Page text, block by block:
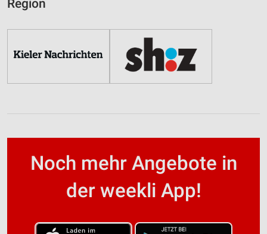
Region
Noch mehr Angebote in
der weekli App!